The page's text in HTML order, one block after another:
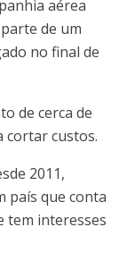
aérea
de um
no final de
de cerca de
cortar custos.
2011,
país que conta
tem interesses